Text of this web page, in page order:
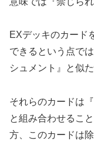
EXデッキのカード
できるという点で
シュメント』と似
それらのカードは
と組み合わせるこ
方、このカードは